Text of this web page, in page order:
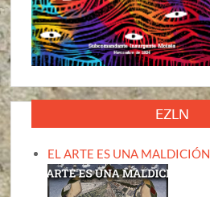
EZLN
EL ARTE ES UNA MALDICIÓN